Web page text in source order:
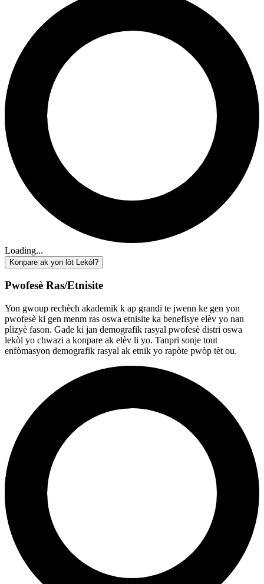
Loading...
Konpare ak yon lòt Lekòl?
Pwofesè Ras/Etnisite
Yon gwoup rechèch akademik k ap grandi te jwenn ke gen yon
pwofesè ki gen menm ras oswa etnisite ka benefisye elèv yo nan
plizyè fason. Gade ki jan demografik rasyal pwofesè distri oswa
lekòl yo chwazi a konpare ak elèv li yo. Tanpri sonje tout
enfòmasyon demografik rasyal ak etnik yo rapòte pwòp tèt ou.